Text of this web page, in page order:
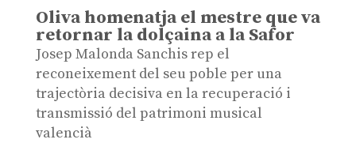
Oliva homenatja el mestre que va
retornar la dolçaina a la Safor
Josep Malonda Sanchis rep el
reconeixement del seu poble per una
trajectòria decisiva en la recuperació i
transmissió del patrimoni musical
valencià